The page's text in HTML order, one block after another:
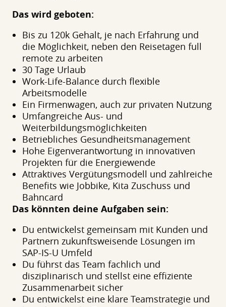
Das wird geboten:
Bis zu 120k Gehalt, je nach Erfahrung und
die Möglichkeit, neben den Reisetagen full
remote zu arbeiten
30 Tage Urlaub
Work-Life-Balance durch flexible
Arbeitsmodelle
Ein Firmenwagen, auch zur privaten Nutzung
Umfangreiche Aus- und
Weiterbildungsmöglichkeiten
Betriebliches Gesundheitsmanagement
Hohe Eigenverantwortung in innovativen
Projekten für die Energiewende
Attraktives Vergütungsmodell und zahlreiche
Benefits wie Jobbike, Kita Zuschuss und
Bahncard
Das könnten deine Aufgaben sein:
Du entwickelst gemeinsam mit Kunden und
Partnern zukunftsweisende Lösungen im
SAP-IS-U Umfeld
Du führst das Team fachlich und
disziplinarisch und stellst eine effiziente
Zusammenarbeit sicher
Du entwickelst eine klare Teamstrategie und